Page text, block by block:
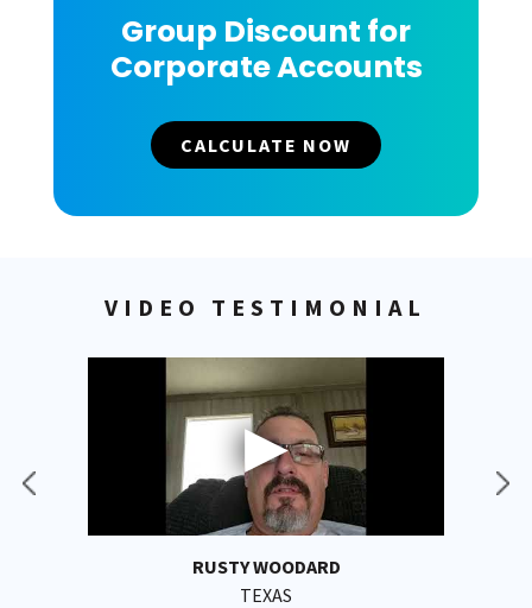
Group Discount for
Corporate Accounts
CALCULATE NOW
VIDEO TESTIMONIAL
RUSTY WOODARD
TEXAS